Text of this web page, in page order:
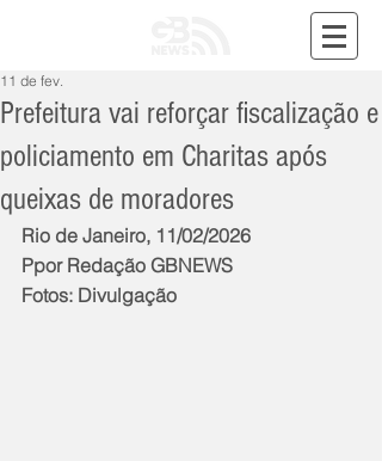
Prefeitura vai reforçar fiscalização e
policiamento em Charitas após
queixas de moradores
11 de fev.
Rio de Janeiro, 11/02/2026
Ppor Redação GBNEWS
Fotos: Divulgação